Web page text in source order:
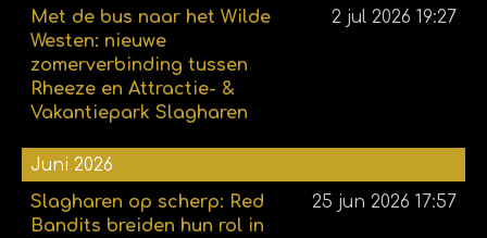
Met de bus naar het Wilde
Westen: nieuwe
zomerverbinding tussen
Rheeze en Attractie- &
Vakantiepark Slagharen
2 jul 2026 19:27
Juni 2026
Slagharen op scherp: Red
Bandits breiden hun rol in
25 jun 2026 17:57